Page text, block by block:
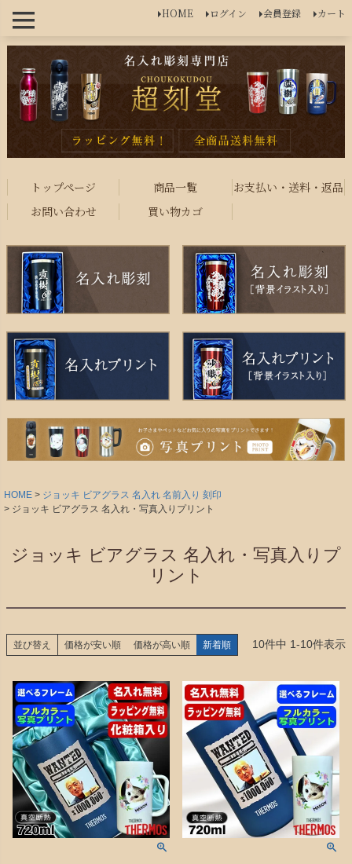
HOME ログイン 会員登録 カート
トップページ 商品一覧
お支払い・送料・返品
お問い合わせ
買い物カゴ
HOME
ジョッキ ビアグラス 名入れ 名前入り 刻印
ジョッキ ビアグラス 名入れ・写真入りプリント
ジョッキ ビアグラス 名入れ・写真入りプ
リント
並び替え 価格が安い順 価格が高い順 新着順 10件中 1-10件表示